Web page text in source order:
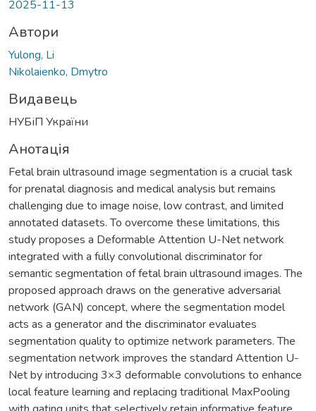
2025-11-13
Автори
Yulong, Li
Nikolaienko, Dmytro
Видавець
НУБіП України
Анотація
Fetal brain ultrasound image segmentation is a crucial task
for prenatal diagnosis and medical analysis but remains
challenging due to image noise, low contrast, and limited
annotated datasets. To overcome these limitations, this
study proposes a Deformable Attention U-Net network
integrated with a fully convolutional discriminator for
semantic segmentation of fetal brain ultrasound images. The
proposed approach draws on the generative adversarial
network (GAN) concept, where the segmentation model
acts as a generator and the discriminator evaluates
segmentation quality to optimize network parameters. The
segmentation network improves the standard Attention U-
Net by introducing 3×3 deformable convolutions to enhance
local feature learning and replacing traditional MaxPooling